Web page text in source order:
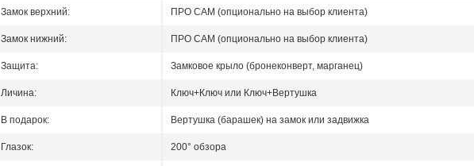
Замок верхний: ПРО САМ (опционально на выбор клиента)
Замок нижний: ПРО САМ (опционально на выбор клиента)
Защита: Замковое крыло (бронеконверт, марганец)
Личина: Ключ+Ключ или Ключ+Вертушка
В подарок: Вертушка (барашек) на замок или задвижка
Глазок: 200° обзора